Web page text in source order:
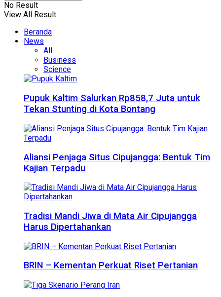
No Result
View All Result
Beranda
News
All
Business
Science
Pupuk Kaltim Salurkan Rp858,7 Juta untuk
Tekan Stunting di Kota Bontang
Aliansi Penjaga Situs Cipujangga: Bentuk Tim
Kajian Terpadu
Tradisi Mandi Jiwa di Mata Air Cipujangga
Harus Dipertahankan
BRIN – Kementan Perkuat Riset Pertanian